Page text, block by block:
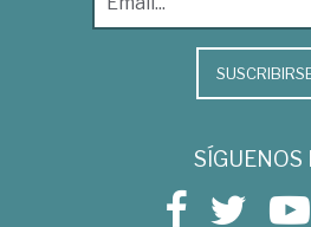
SÍGUENOS